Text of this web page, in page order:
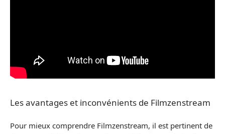
Les avantages et inconvénients de Filmzenstream
Pour mieux comprendre Filmzenstream, il est pertinent de